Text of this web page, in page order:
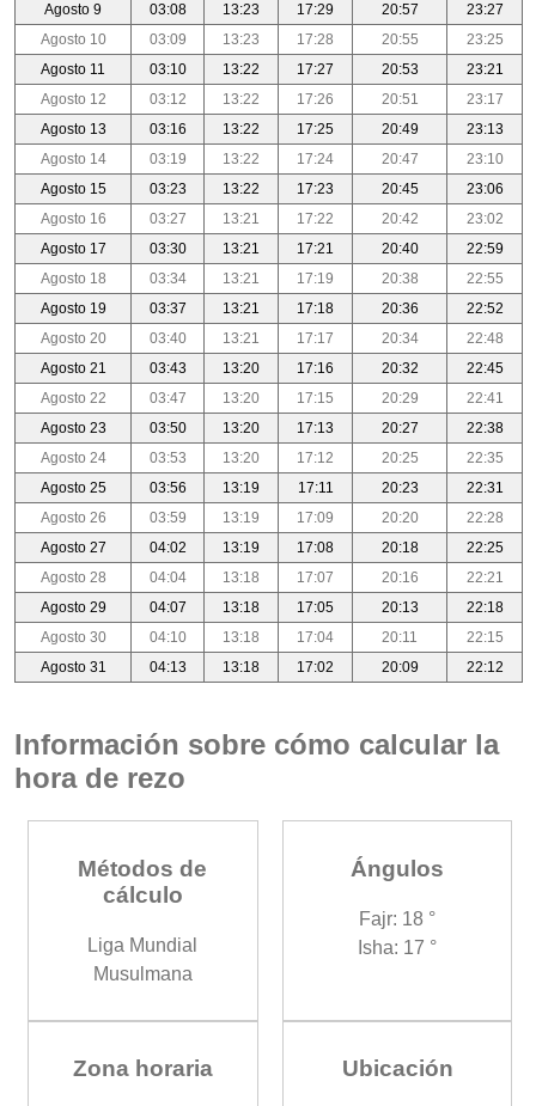
Agosto 9
03:08 13:23 17:29 20:57
23:27
Agosto 10
03:09 13:23 17:28 20:55
23:25
Agosto 11
03:10 13:22 17:27 20:53
23:21
Agosto 12
03:12 13:22 17:26 20:51
23:17
Agosto 13
03:16 13:22 17:25 20:49
23:13
Agosto 14
03:19 13:22 17:24 20:47
23:10
Agosto 15
03:23 13:22 17:23 20:45
23:06
Agosto 16
03:27 13:21 17:22 20:42
23:02
Agosto 17
03:30 13:21 17:21 20:40
22:59
Agosto 18
03:34 13:21 17:19 20:38
22:55
Agosto 19
03:37 13:21 17:18 20:36
22:52
Agosto 20
03:40 13:21 17:17 20:34
22:48
Agosto 21
03:43 13:20 17:16 20:32
22:45
Agosto 22
03:47 13:20 17:15 20:29
22:41
Agosto 23
03:50 13:20 17:13 20:27
22:38
Agosto 24
03:53 13:20 17:12 20:25
22:35
Agosto 25
03:56 13:19 17:11 20:23
22:31
Agosto 26
03:59 13:19 17:09 20:20
22:28
Agosto 27
04:02 13:19 17:08 20:18
22:25
Agosto 28
04:04 13:18 17:07 20:16
22:21
Agosto 29
04:07 13:18 17:05 20:13
22:18
Agosto 30
04:10 13:18 17:04 20:11
22:15
Agosto 31
04:13 13:18 17:02 20:09 22:12
Información sobre cómo calcular la
hora de rezo
Métodos de
cálculo
Liga Mundial
Musulmana
Ángulos
Fajr: 18 °
Isha: 17 °
Zona horaria Ubicación